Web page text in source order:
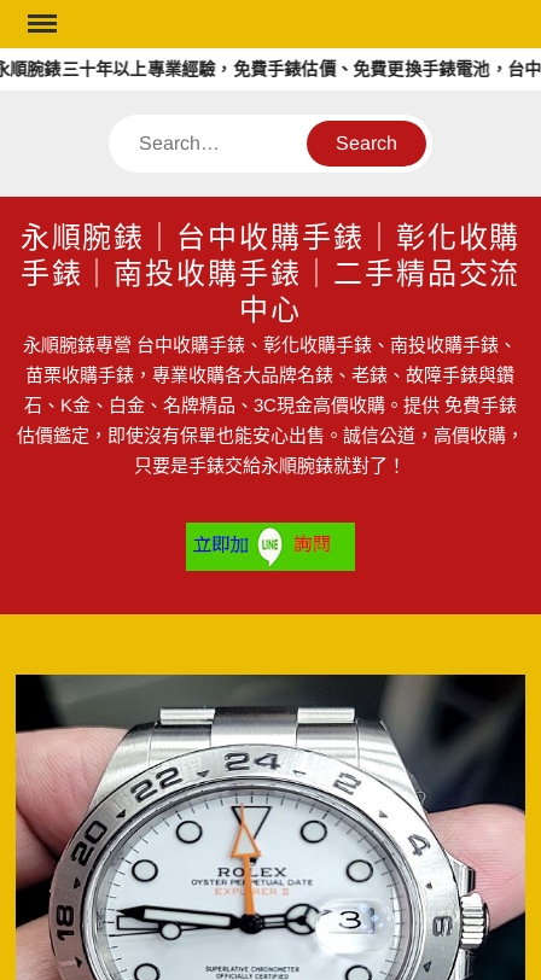
Skip
to
content
錶三十年以上專業經驗，免費手錶估價、免費更換手錶電池，台中
Search
永順腕錶｜台中收購手錶｜彰化收購
手錶｜南投收購手錶｜二手精品交流
中心
永順腕錶專營 台中收購手錶、彰化收購手錶、南投收購手錶、
苗栗收購手錶，專業收購各大品牌名錶、老錶、故障手錶與鑽
石、K金、白金、名牌精品、3C現金高價收購。提供 免費手錶
估價鑑定，即使沒有保單也能安心出售。誠信公道，高價收購，
只要是手錶交給永順腕錶就對了！